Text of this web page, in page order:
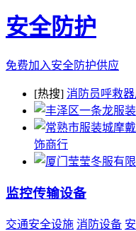
安全防护
免费加入安全防护供应
[热搜] 消防员呼救
饰商行
监控传输设备
交通安全设施 消防设备